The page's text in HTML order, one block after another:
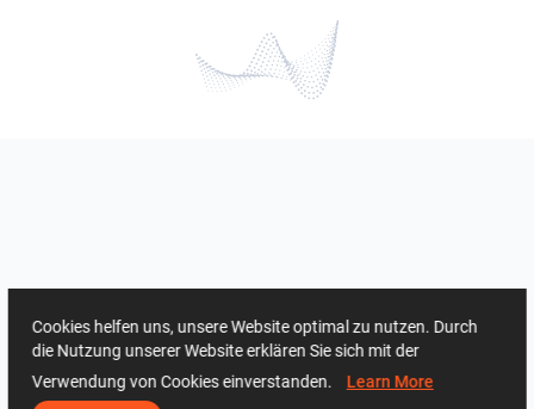
Cookies helfen uns, unsere Website optimal zu nutzen. Durch
die Nutzung unserer Website erklären Sie sich mit der
Verwendung von Cookies einverstanden. Learn More